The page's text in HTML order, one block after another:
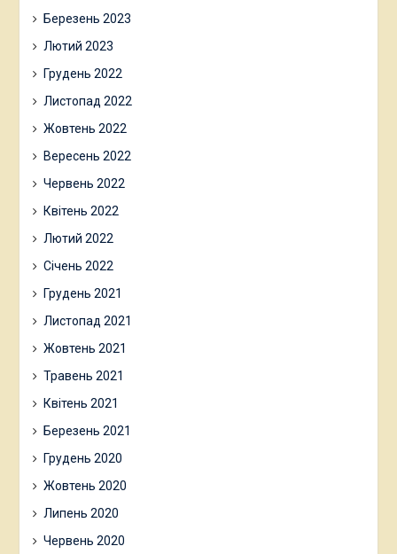
Березень 2023
Лютий 2023
Грудень 2022
Листопад 2022
Жовтень 2022
Вересень 2022
Червень 2022
Квітень 2022
Лютий 2022
Січень 2022
Грудень 2021
Листопад 2021
Жовтень 2021
Травень 2021
Квітень 2021
Березень 2021
Грудень 2020
Жовтень 2020
Липень 2020
Червень 2020